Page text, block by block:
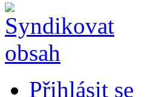
Přihlásit se